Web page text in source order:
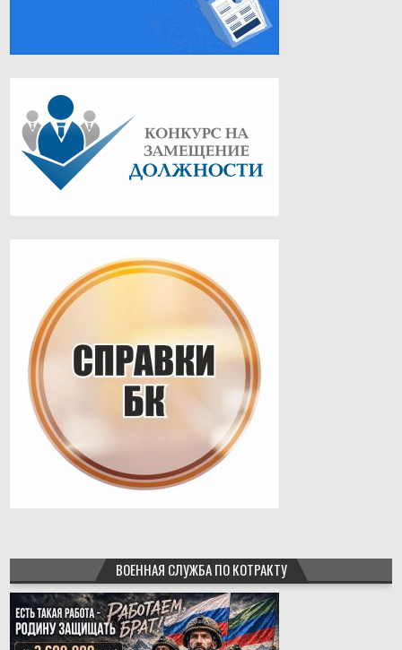
ВОЕННАЯ СЛУЖБА ПО КОТРАКТУ